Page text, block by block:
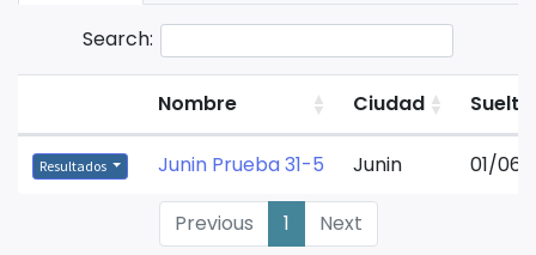
Search:
Nombre Ciudad Suelta
Resultados Junin Prueba 31-5 Junin 01/06/
Previous 1 Next